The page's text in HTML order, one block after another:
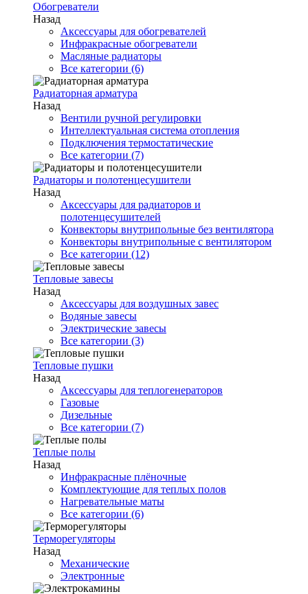
Обогреватели
Назад
Аксессуары для обогревателей
Инфракрасные обогреватели
Масляные радиаторы
Все категории (6)
Радиаторная арматура
Назад
Вентили ручной регулировки
Интеллектуальная система отопления
Подключения термостатические
Все категории (7)
Радиаторы и полотенцесушители
Назад
Аксессуары для радиаторов и
полотенцесушителей
Конвекторы внутрипольные без вентилятора
Конвекторы внутрипольные с вентилятором
Все категории (12)
Тепловые завесы
Назад
Аксессуары для воздушных завес
Водяные завесы
Электрические завесы
Все категории (3)
Тепловые пушки
Назад
Аксессуары для теплогенераторов
Газовые
Дизельные
Все категории (7)
Теплые полы
Назад
Инфракрасные плёночные
Комплектующие для теплых полов
Нагревательные маты
Все категории (6)
Терморегуляторы
Назад
Механические
Электронные